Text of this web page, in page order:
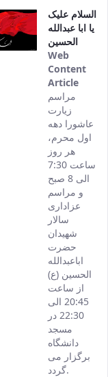
السلام علیک
یا ابا عبدالله
الحسین
Web
Content
Article
from
the
مراسم
زیارت
عاشورا دهه
اول محرم،
هر روز
ساعت 7:30
الی 8 صبح
و مراسم
عزاداری
سالار
شهیدان
حضرت
اباعبدالله
الحسین (ع)
از ساعت
20:45 الی
22:30 در
مسجد
دانشگاه
برگزار می
گردد.